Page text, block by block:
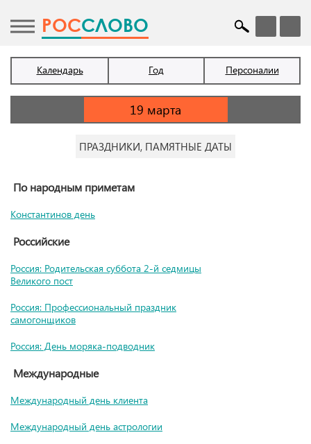
POCСЛОВО
Календарь Год Персоналии
ПРАЗДНИКИ, ПАМЯТНЫЕ ДАТЫ
По народным приметам
Константинов день
Российские
Россия: Родительская суббота 2-й седмицы
Великого пост
Россия: Профессиональный праздник
самогонщиков
Россия: День моряка-подводник
Международные
Международный день клиента
Международный день астрологии